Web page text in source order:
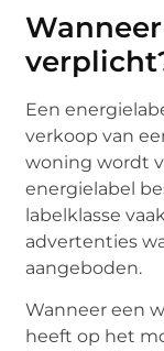
Een
verkoop van
woning wordt
energielabel
labelklasse
advertenties
aangeboden.
Wanneer een
heeft op het